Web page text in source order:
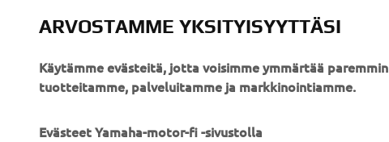
LUE LISÄÄ
ARVOSTAMME YKSITYISYYTTÄSI
Käytämme evästeitä, jotta voisimme ymmärtää
tuotteitamme, palveluitamme ja markkinointiamme.
Evästeet Yamaha-motor-fi -sivustolla